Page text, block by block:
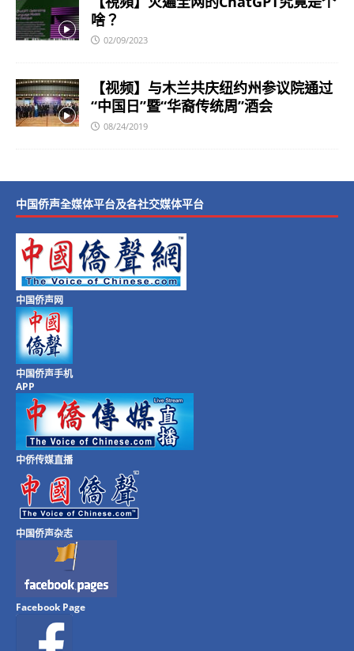
啥？
02/09/2023
【视频】与木兰共庆纽约州参议院通过
“中国日”暨“华裔传统周”酒会
08/24/2019
中国侨声全媒体平台及各社交媒体平台
中国侨声网
中国侨声手机
APP
中侨传媒直播
中国侨声杂志
Facebook Page